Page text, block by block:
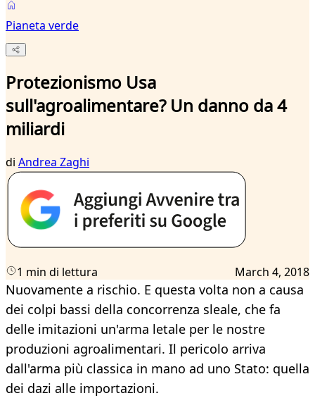
Pianeta verde
Protezionismo Usa
sull'agroalimentare? Un danno da 4
miliardi
di Andrea Zaghi
1 min di lettura March 4, 2018
Nuovamente a rischio. E questa volta non a causa
dei colpi bassi della concorrenza sleale, che fa
delle imitazioni un'arma letale per le nostre
produzioni agroalimentari. Il pericolo arriva
dall'arma più classica in mano ad uno Stato: quella
dei dazi alle importazioni.